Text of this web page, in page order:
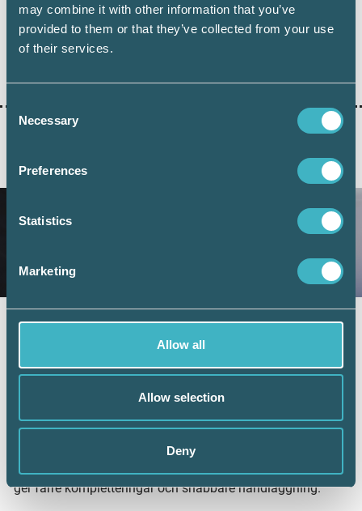
may combine it with other information that you’ve
provided to them or that they’ve collected from your use
of their services.
Consent
Selection
Necessary
Preferences
Statistics
Marketing
Allow all
Allow selection
Deny
AKTUELLA ARTIKLAR
Fler företag väljer digital årsredovisning –
redovisningskonsulterna bidrar till
Under juni 2026 sattes ett nytt rekord när 101 126 företag
antalet överstiger 100 000 under en månad. Samtidigt
visar ny statistik från Bolagsverket att digital inlämning
ger färre kompletteringar och snabbare handläggning.